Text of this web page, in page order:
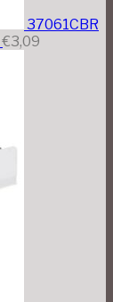
37061CBR
€3,09